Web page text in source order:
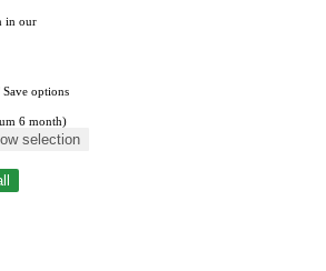
in our
options
6 month)
selection